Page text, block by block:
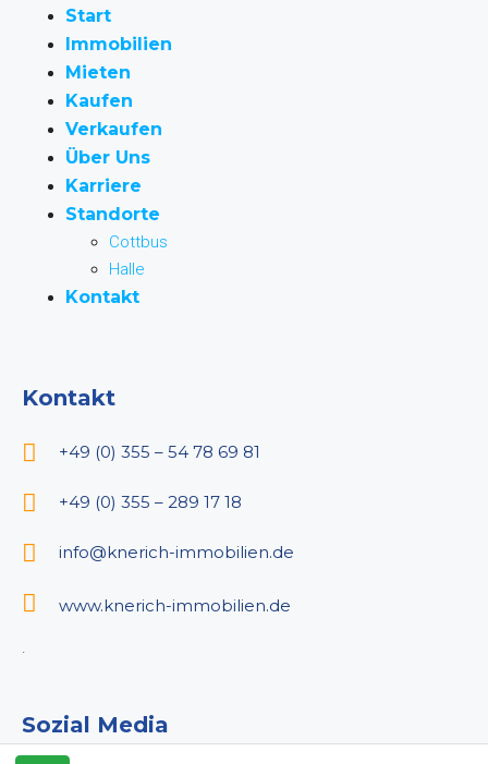
Start
Immobilien
Mieten
Kaufen
Verkaufen
Über Uns
Karriere
Standorte
Cottbus
Halle
Kontakt
Kontakt
+49 (0) 355 – 54 78 69 81
+49 (0) 355 – 289 17 18
info@knerich-immobilien.de
www.knerich-immobilien.de
.
Sozial Media